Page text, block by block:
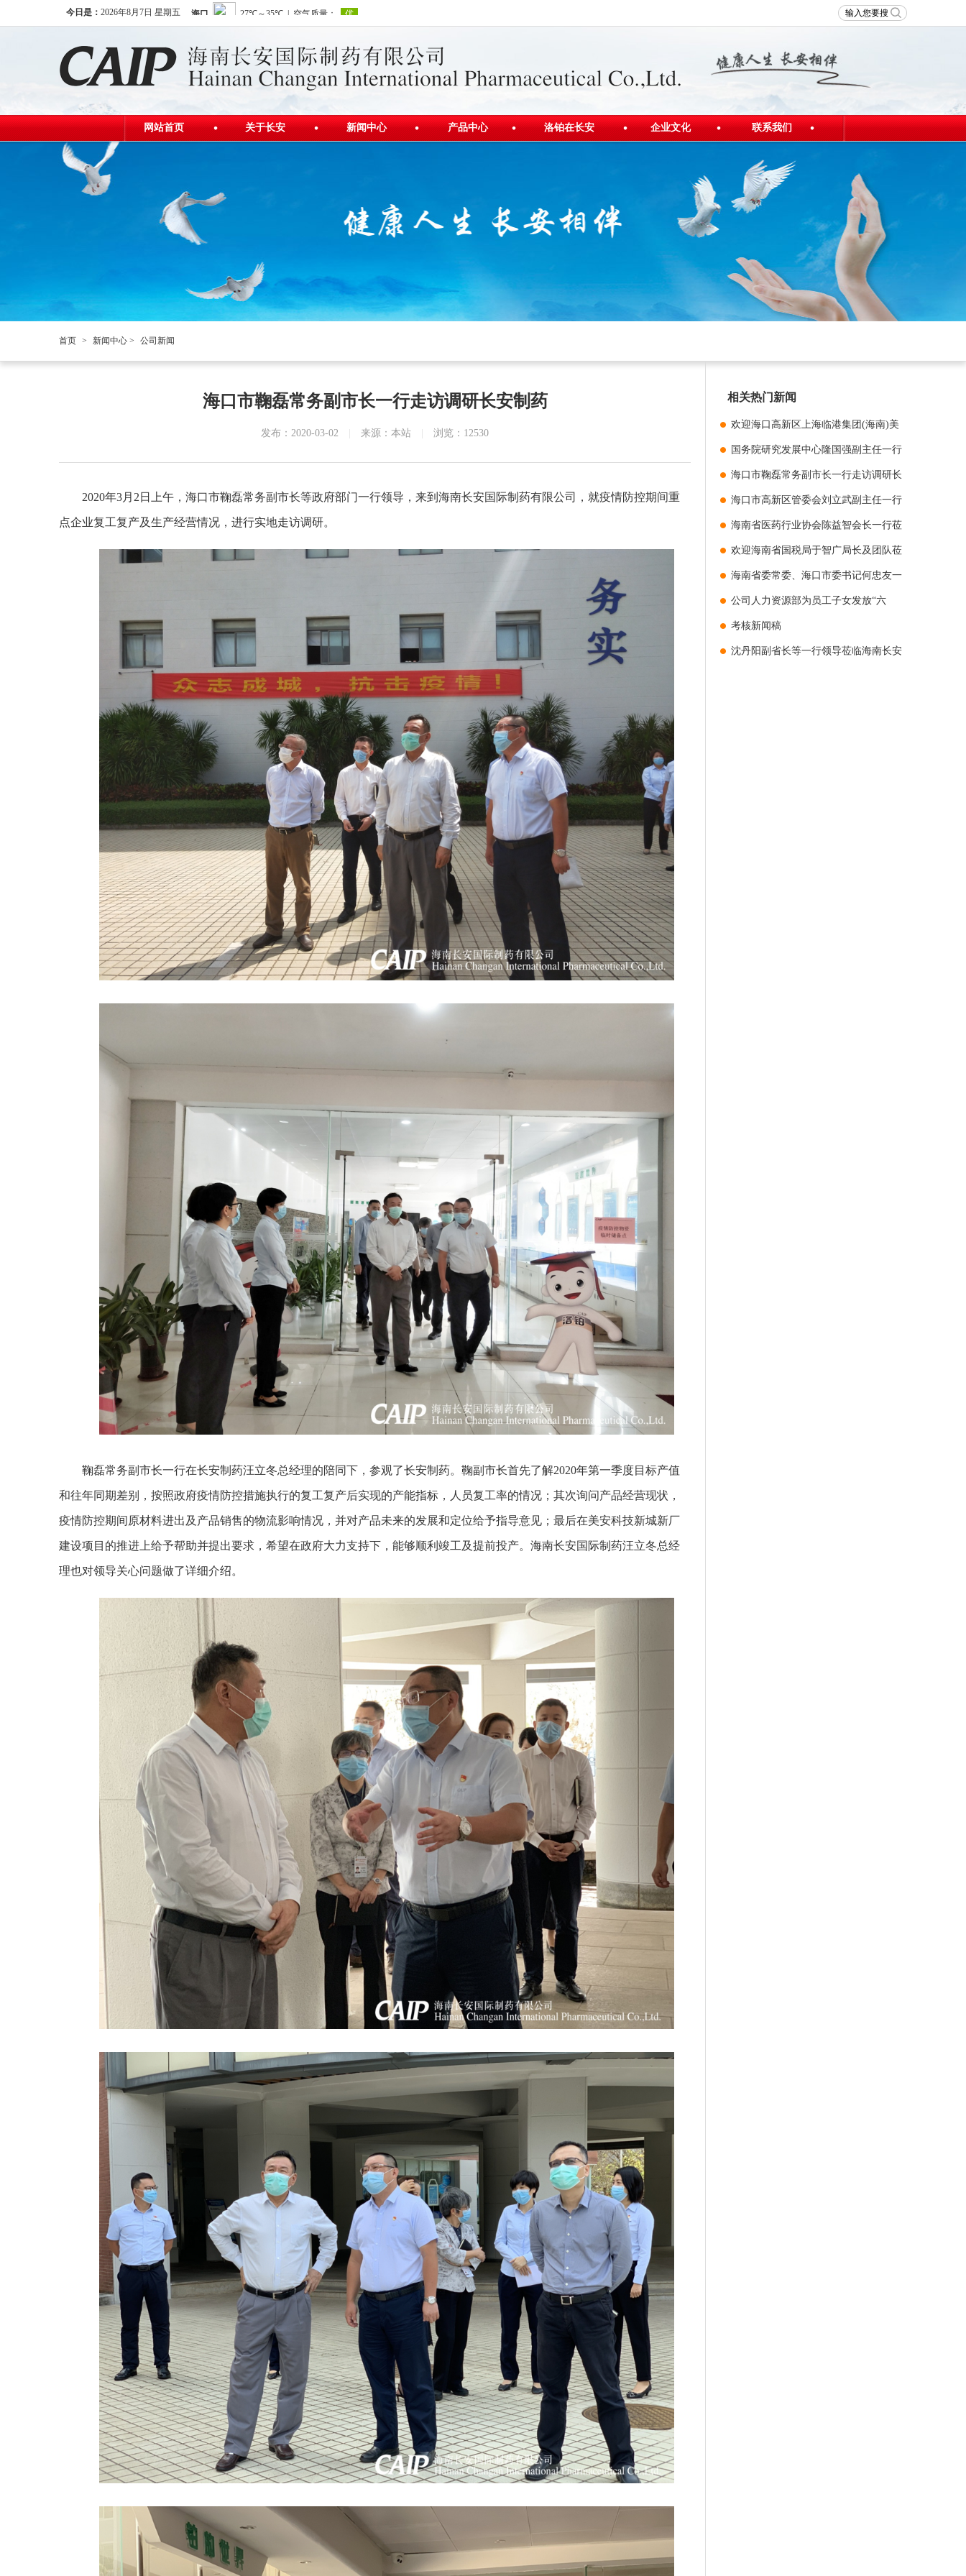
今日是： 2026年8月7日 星期五
网站首页 关于长安 新闻中心 产品中心 洛铂在长安 企业文化
员工风采
联系我们
人才招聘
首页 > 新闻中心 > 公司新闻
海口市鞠磊常务副市长一行走访调研长安制药
发布：2020-03-02 来源：本站 浏览：12530
2020年3月2日上午，海口市鞠磊常务副市长等政府部门一行领导，来到海南长安国际制药有限公司，就疫情防控期间重
点企业复工复产及生产经营情况，进行实地走访调研。
鞠磊常务副市长一行在长安制药汪立冬总经理的陪同下，参观了长安制药。鞠副市长首先了解2020年第一季度目标产值
和往年同期差别，按照政府疫情防控措施执行的复工复产后实现的产能指标，人员复工率的情况；其次询问产品经营现状，
疫情防控期间原材料进出及产品销售的物流影响情况，并对产品未来的发展和定位给予指导意见；最后在美安科技新城新厂
建设项目的推进上给予帮助并提出要求，希望在政府大力支持下，能够顺利竣工及提前投产。海南长安国际制药汪立冬总经
理也对领导关心问题做了详细介绍。
相关热门新闻
欢迎海口高新区上海临港集团(海南)美
安科技城管理公司领导莅临指导
国务院研究发展中心隆国强副主任一行
到长安制药美安科技新城新厂项目调研
海口市鞠磊常务副市长一行走访调研长
安制药
海口市高新区管委会刘立武副主任一行
莅临海南长安制药美安科技新城新厂项
目调研项目进
海南省医药行业协会陈益智会长一行莅
临走访调研
欢迎海南省国税局于智广局长及团队莅
临我司指导工作
海南省委常委、海口市委书记何忠友一
行领导莅临长安制药美安科技新城新厂
建设项目考察
公司人力资源部为员工子女发放“六
一”儿童节礼物
考核新闻稿
沈丹阳副省长等一行领导莅临海南长安